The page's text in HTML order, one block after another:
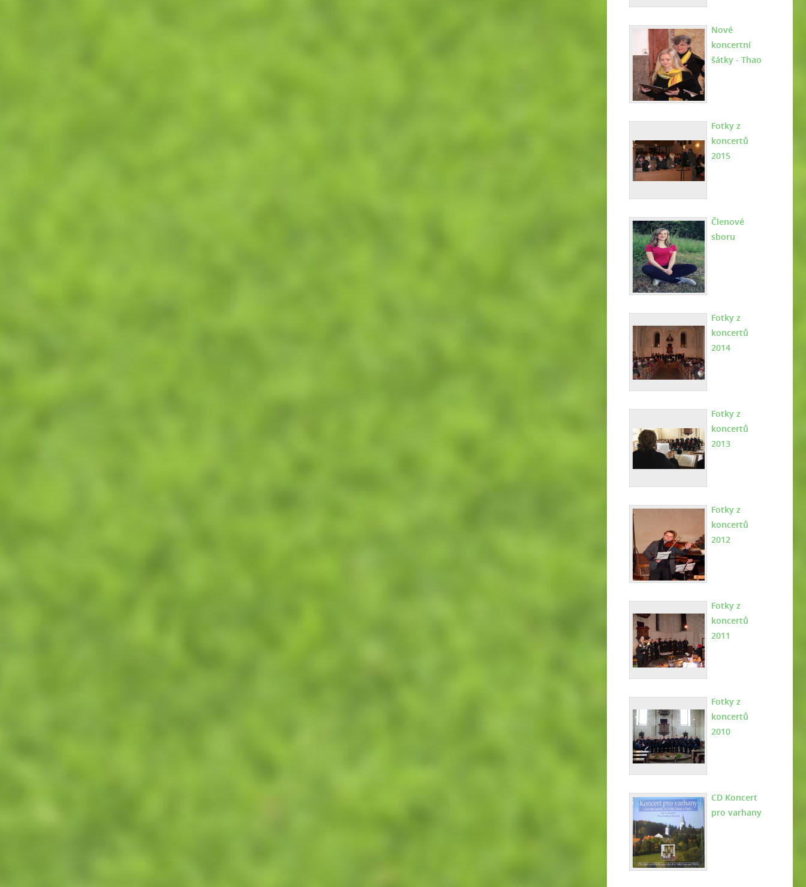
Nové
koncertní
šátky - Thao
Fotky z
koncertů
2015
Členové
sboru
Fotky z
koncertů
2014
Fotky z
koncertů
2013
Fotky z
koncertů
2012
Fotky z
koncertů
2011
Fotky z
koncertů
2010
CD Koncert
pro varhany